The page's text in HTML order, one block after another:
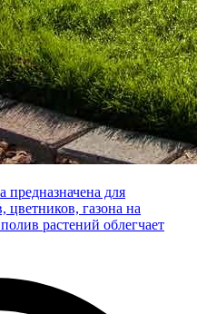
предназначена для
цветников, газона на
растений облегчает